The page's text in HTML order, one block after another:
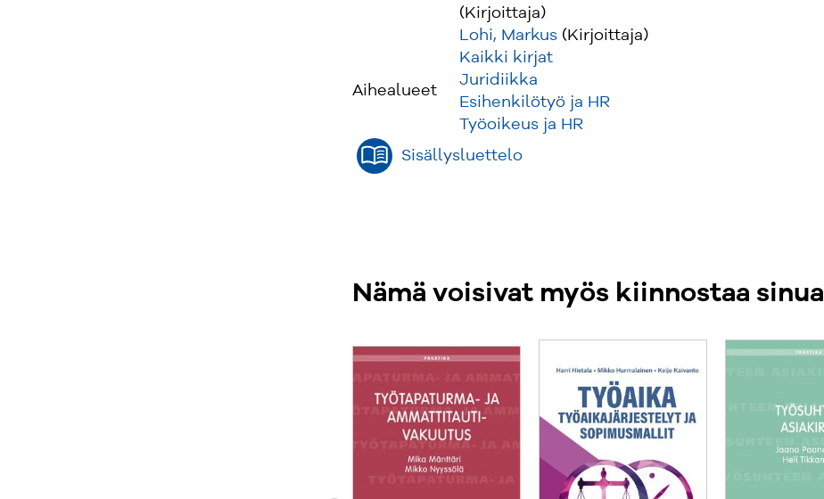
(Kirjoittaja)
Lohi, Markus(Kirjoittaja)
Aihealueet
Kaikki kirjat
Juridiikka
Esihenkilötyö ja HR
Työoikeus ja HR
Sisällysluettelo
Nämä voisivat myös kiinnostaa sinua